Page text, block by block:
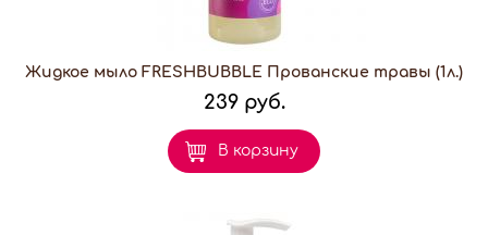
Жидкое мыло FRESHBUBBLE Прованские травы (1л.)
239 руб.
В корзину